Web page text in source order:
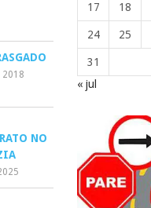
2018
NO
17 18
24 25
31
« jul